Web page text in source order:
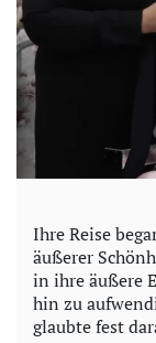
Ihre Reise
äußerer
in ihre äußere
hin zu
glaubte fest